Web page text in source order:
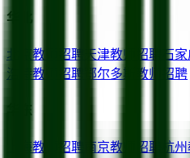
华北
北京教师招聘 天津教师招聘 石
浩特教师招聘 鄂尔多斯 教师招聘
华东
上海教师招聘 南京教师招聘 杭州